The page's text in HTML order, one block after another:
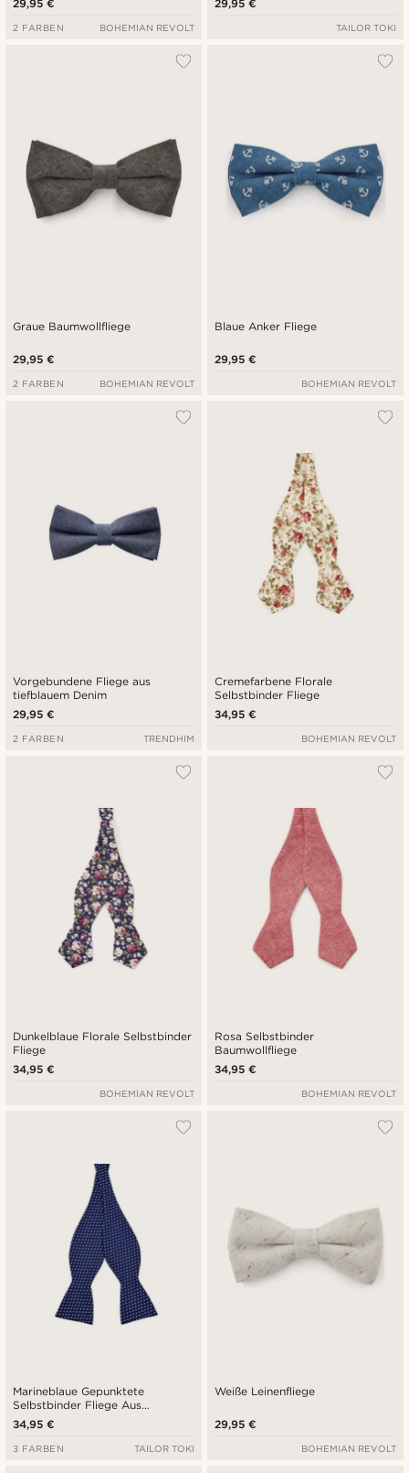
29,95 €
2 FARBEN BOHEMIAN REVOLT
29,95 €
TAILOR TOKI
Graue Baumwollfliege
29,95 €
2 FARBEN BOHEMIAN REVOLT
Blaue Anker Fliege
29,95 €
BOHEMIAN REVOLT
Vorgebundene Fliege aus
tiefblauem Denim
29,95 €
2 FARBEN TRENDHIM
Cremefarbene Florale
Selbstbinder Fliege
34,95 €
BOHEMIAN REVOLT
Dunkelblaue Florale Selbstbinder
Fliege
34,95 €
BOHEMIAN REVOLT
Rosa Selbstbinder
Baumwollfliege
34,95 €
BOHEMIAN REVOLT
Marineblaue Gepunktete
Selbstbinder Fliege Aus
Baumwolle
34,95 €
3 FARBEN TAILOR TOKI
Weiße Leinenfliege
29,95 €
BOHEMIAN REVOLT